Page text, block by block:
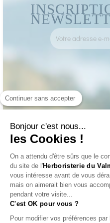
Continuer sans accepter
Bonjour c'est nous...
les Cookies !
On a attendu d'être sûrs que le
du site de l'Herboristerie du
vous intéresse avant de vous
mais on aimerait bien vous
pendant votre visite...
C'est OK pour vous ?
Pour modifier vos préférences